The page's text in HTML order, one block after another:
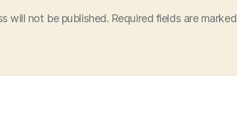
will not be published. Required fields are marked